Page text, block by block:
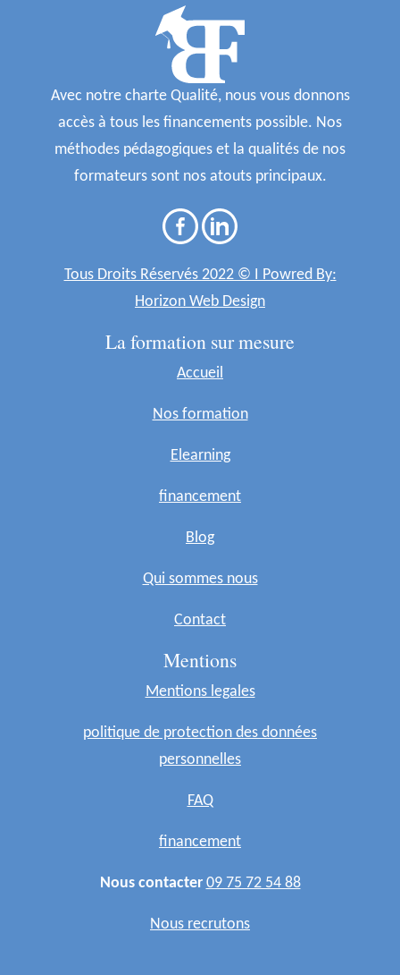
Avec notre charte Qualité, nous vous donnons
accès à tous les financements possible. Nos
méthodes pédagogiques et la qualités de nos
formateurs sont nos atouts principaux.
Tous Droits Réservés 2022 © I Powred By:
Horizon Web Design
La formation sur mesure
Accueil
Nos formation
Elearning
financement
Blog
Qui sommes nous
Contact
Mentions
Mentions legales
politique de protection des données
personnelles
FAQ
financement
Nous contacter 09 75 72 54 88
Nous recrutons